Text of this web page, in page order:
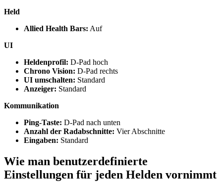
Held
Allied Health Bars: Auf
UI
Heldenprofil: D-Pad hoch
Chrono Vision: D-Pad rechts
UI umschalten: Standard
Anzeiger: Standard
Kommunikation
Ping-Taste: D-Pad nach unten
Anzahl der Radabschnitte: Vier Abschnitte
Eingaben: Standard
Wie man benutzerdefinierte
Einstellungen für jeden Helden vornimmt